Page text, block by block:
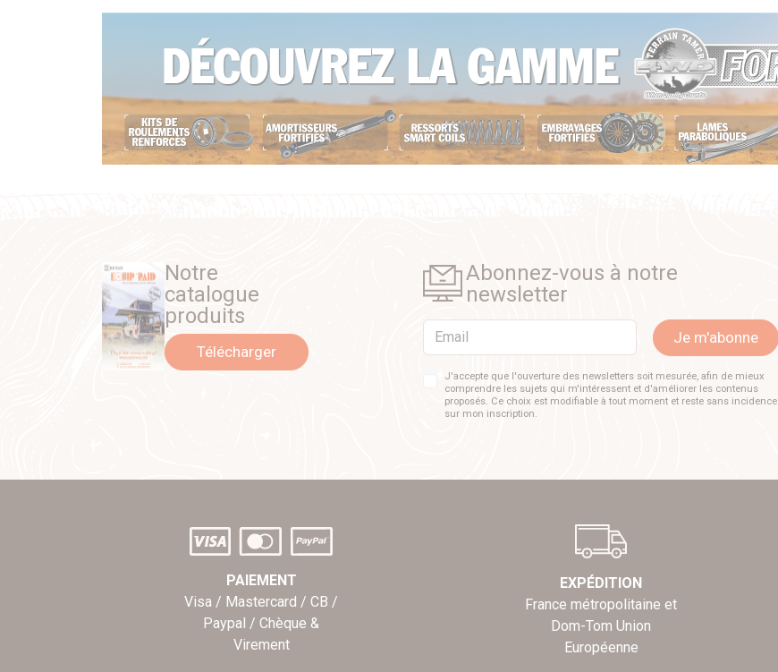
Notre
catalogue
produits
Télécharger
Abonnez-vous à notre
newsletter
Email Je m'abonne
J'accepte que l'ouverture des newsletters soit mesurée, afin de mieux
comprendre les sujets qui m'intéressent et d'améliorer les contenus
proposés. Ce choix est modifiable à tout moment et reste sans incidence
sur mon inscription.
PAIEMENT
Visa / Mastercard / CB /
Paypal / Chèque &
Virement
EXPÉDITION
France métropolitaine et
Dom-Tom Union
Européenne